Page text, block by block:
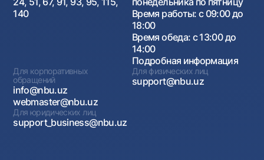
140
Время работы: с 09:00 до
18:00
Время обеда: с 13:00 до
14:00
Подробная информация
Для корпоративных
обращений
info@nbu.uz
webmaster@nbu.uz
Для физических лиц
support@nbu.uz
Для юридических лиц
support_business@nbu.uz